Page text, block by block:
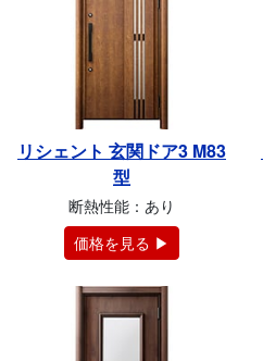
リシェント 玄関ドア3 M83
型
断熱性能：あり
価格を見る ▶